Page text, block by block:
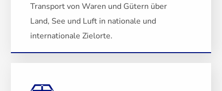
Transport von Waren und Gütern über
Land, See und Luft in nationale und
internationale Zielorte.